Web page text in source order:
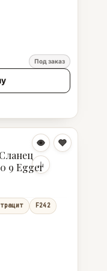
Под заказ
9 Egger
F242